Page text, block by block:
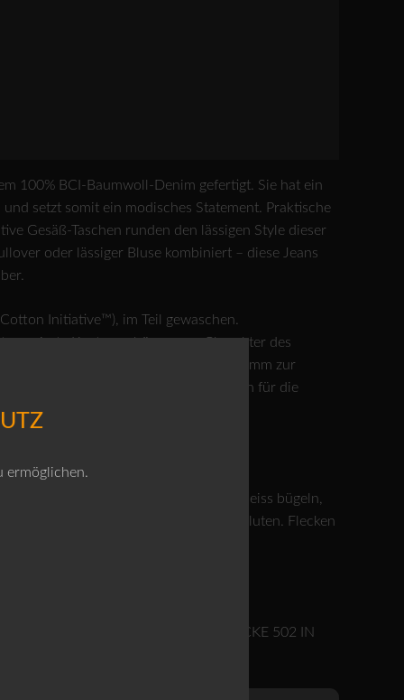
100% BCI-Baumwoll-Denim gefertigt. Sie hat ein
setzt somit ein modisches Statement. Praktische
Gesäß-Taschen runden den lässigen Style dieser
oder lässiger Bluse kombiniert – diese Jeans
Initiative™), im Teil gewaschen.
Kanten gehören zum Charakter des
Better Cotton Intiative™, einem Programm zur
für die Baumwollbauern als auch für die
im Tumbler nicht möglich, mässig heiss bügeln,
Farben waschen, Farbe kann ausbluten. Flecken
bügeln.
ZUR HOSE 514 DIE OUTDOORJACKE 502 IN
ermöglichen.